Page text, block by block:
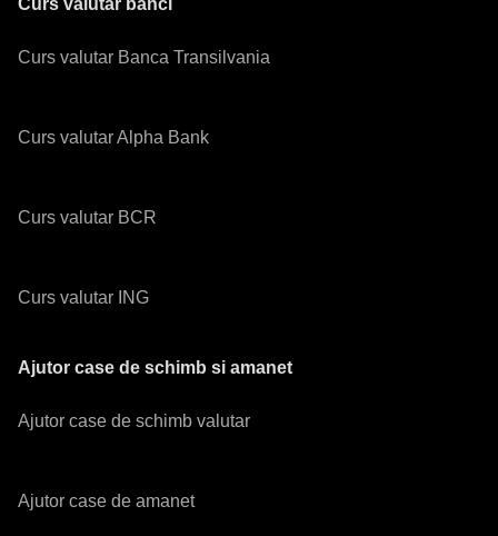
Curs valutar banci
Curs valutar Banca Transilvania
Curs valutar Alpha Bank
Curs valutar BCR
Curs valutar ING
Ajutor case de schimb si amanet
Ajutor case de schimb valutar
Ajutor case de amanet